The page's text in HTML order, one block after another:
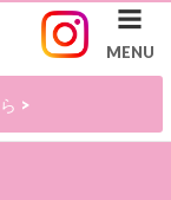
>